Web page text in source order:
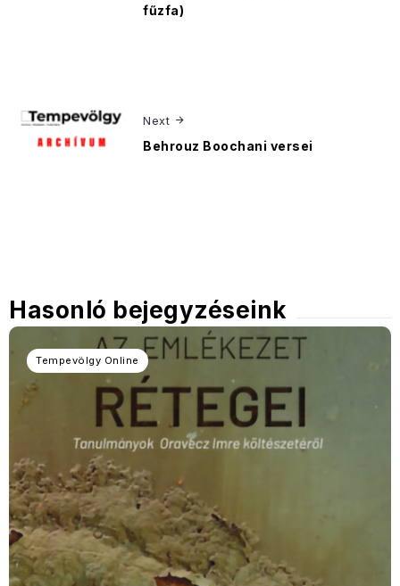
fűzfa)
Next
Behrouz Boochani versei
Hasonló bejegyzéseink
Tempevölgy Online